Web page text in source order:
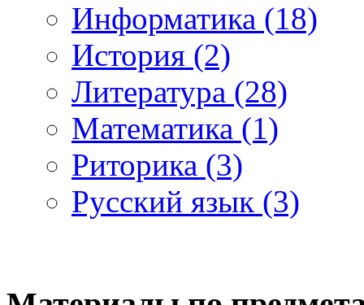
Информатика (18)
История (2)
Литература (28)
Математика (1)
Риторика (3)
Русский язык (3)